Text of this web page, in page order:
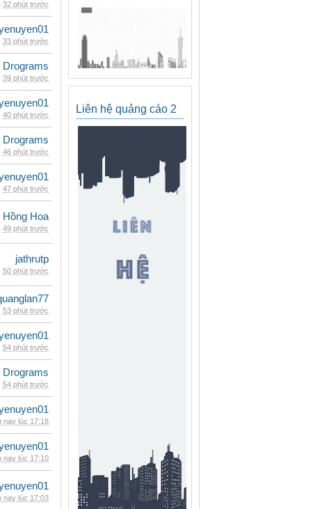
32 phút trước
33 phút trước
Drograms
39 phút trước
40 phút trước
Drograms
46 phút trước
47 phút trước
Hồng Hoa
49 phút trước
jathrutp
50 phút trước
53 phút trước
54 phút trước
Drograms
54 phút trước
nay lúc 17:18
nay lúc 17:10
nay lúc 17:03
Liên hệ quảng cáo 2